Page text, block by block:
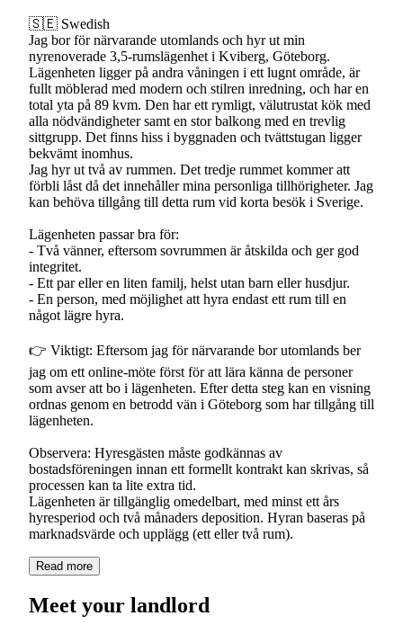
🇸🇪 Swedish
Jag bor för närvarande utomlands och hyr ut min
nyrenoverade 3,5-rumslägenhet i Kviberg, Göteborg.
Lägenheten ligger på andra våningen i ett lugnt område, är
fullt möblerad med modern och stilren inredning, och har en
total yta på 89 kvm. Den har ett rymligt, välutrustat kök med
alla nödvändigheter samt en stor balkong med en trevlig
sittgrupp. Det finns hiss i byggnaden och tvättstugan ligger
bekvämt inomhus.
Jag hyr ut två av rummen. Det tredje rummet kommer att
förbli låst då det innehåller mina personliga tillhörigheter. Jag
kan behöva tillgång till detta rum vid korta besök i Sverige.
Lägenheten passar bra för:
- Två vänner, eftersom sovrummen är åtskilda och ger god
integritet.
- Ett par eller en liten familj, helst utan barn eller husdjur.
- En person, med möjlighet att hyra endast ett rum till en
något lägre hyra.
👉 Viktigt: Eftersom jag för närvarande bor utomlands ber
jag om ett online‑möte först för att lära känna de personer
som avser att bo i lägenheten. Efter detta steg kan en visning
ordnas genom en betrodd vän i Göteborg som har tillgång till
lägenheten.
Observera: Hyresgästen måste godkännas av
bostadsföreningen innan ett formellt kontrakt kan skrivas, så
processen kan ta lite extra tid.
Lägenheten är tillgänglig omedelbart, med minst ett års
hyresperiod och två månaders deposition. Hyran baseras på
Read more
Meet your landlord